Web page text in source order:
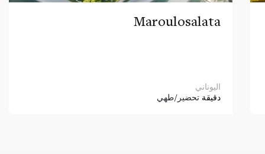
Maroulosalata
اليوناني
دقيقة تحضير/طهي